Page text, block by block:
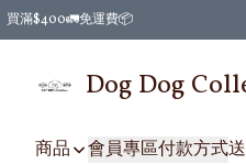
買滿$400🚛免運費📦
Dog Dog
商品 會員專區付款方式